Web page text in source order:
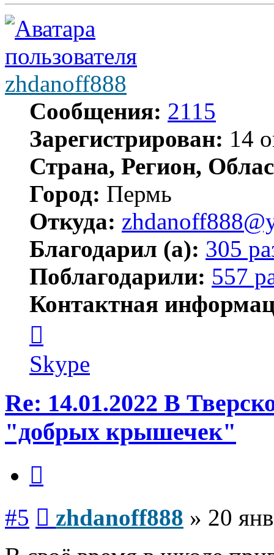
zhdanoff888
Сообщения: 2115
Зарегистрирован: 14
Страна, Регион,
Город: Пермь
Откуда:
Благодарил (а): 305
Поблагодарили: 557
Контактная
пользователя
zhdanoff888
Skype
Re: 14.01.2022 В
"добрых крышечек"
#5 zhdanoff888 » 20